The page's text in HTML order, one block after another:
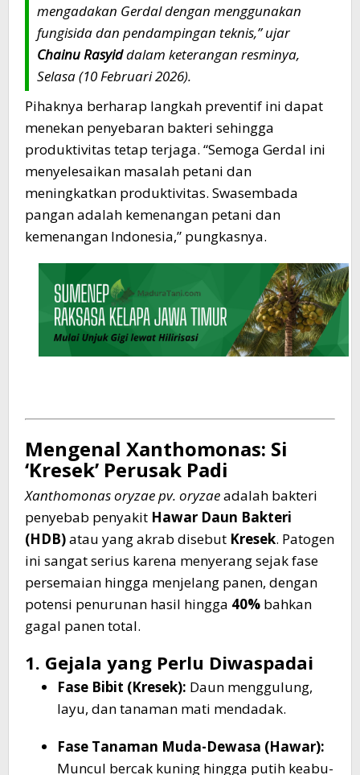
mengadakan Gerdal dengan menggunakan
fungisida dan pendampingan teknis,” ujar
Chainu Rasyiddalam keterangan resminya,
Selasa (10 Februari 2026).
Pihaknya berharap langkah preventif ini dapat
menekan penyebaran bakteri sehingga
produktivitas tetap terjaga. “Semoga Gerdal ini
menyelesaikan masalah petani dan
meningkatkan produktivitas. Swasembada
pangan adalah kemenangan petani dan
kemenangan Indonesia,” pungkasnya.
Mengenal Xanthomonas: Si
‘Kresek’ Perusak Padi
Xanthomonas oryzae pv. oryzaeadalah bakteri
penyebab penyakit Hawar Daun Bakteri
(HDB)atau yang akrab disebut Kresek. Patogen
ini sangat serius karena menyerang sejak fase
persemaian hingga menjelang panen, dengan
potensi penurunan hasil hingga 40% bahkan
gagal panen total.
1. Gejala yang Perlu Diwaspadai
Fase Bibit (Kresek): Daun menggulung,
layu, dan tanaman mati mendadak.
Fase Tanaman Muda-Dewasa (Hawar):
Muncul bercak kuning hingga putih keabu-